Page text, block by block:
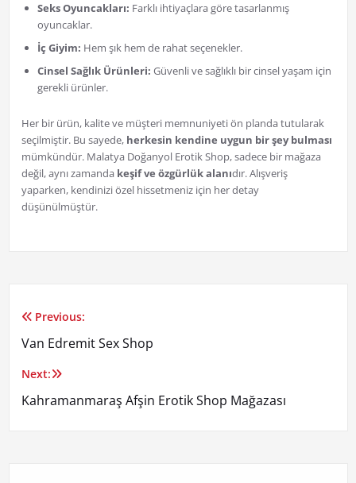
Seks Oyuncakları: Farklı ihtiyaçlara göre tasarlanmış
oyuncaklar.
İç Giyim: Hem şık hem de rahat seçenekler.
Cinsel Sağlık Ürünleri: Güvenli ve sağlıklı bir cinsel yaşam için
gerekli ürünler.
Her bir ürün, kalite ve müşteri memnuniyeti ön planda tutularak
seçilmiştir. Bu sayede, herkesin kendine uygun bir şey bulması
mümkündür. Malatya Doğanyol Erotik Shop, sadece bir mağaza
değil, aynı zamanda keşif ve özgürlük alanıdır. Alışveriş
yaparken, kendinizi özel hissetmeniz için her detay
düşünülmüştür.
Yazı
gezinmesi
Previous:
Van Edremit Sex Shop
Next:
Kahramanmaraş Afşin Erotik Shop Mağazası